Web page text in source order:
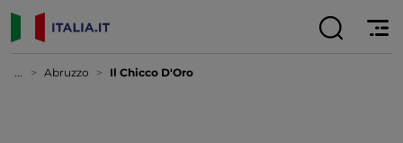
... Abruzzo Il Chicco D'Oro